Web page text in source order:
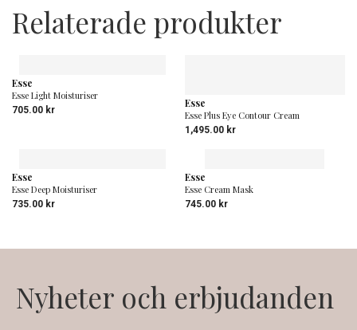
Relaterade produkter
Esse
Esse Light Moisturiser
705.00 kr
Esse
Esse Plus Eye Contour Cream
1,495.00 kr
Esse
Esse Deep Moisturiser
735.00 kr
Esse
Esse Cream Mask
745.00 kr
Nyheter och erbjudanden